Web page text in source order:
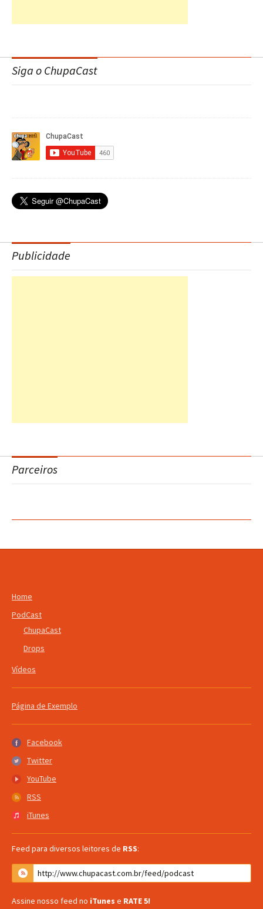
Siga o ChupaCast
Publicidade
Parceiros
Home
PodCast
ChupaCast
Drops
Vídeos
Página de Exemplo
Facebook
Facebook
Twitter
Twitter
YouTube
YouTube
RSS
RSS
iTunes
iTunes
Feed para diversos leitores de RSS:
Assine nosso feed no iTunes e RATE 5!